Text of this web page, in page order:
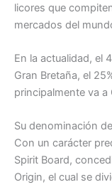
licores que
mercados del
En la actualidad, el
Gran Bretaña, el
principalmente va
Su denominación
Con un carácter
Spirit Board,
Origin, el cual se